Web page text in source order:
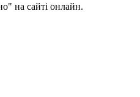
на сайті онлайн.